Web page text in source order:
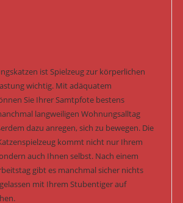
ist Spielzeug zur körperlichen
wichtig. Mit adäquatem
Sie Ihrer Samtpfote bestens
langweiligen Wohnungsalltag
dazu anregen, sich zu bewegen. Die
kommt nicht nur Ihrem
auch Ihnen selbst. Nach einem
gibt es manchmal sicher nichts
mit Ihrem Stubentiger auf